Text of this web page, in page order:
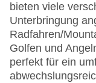
bieten viele
Unterbringung
Radfahren/
Golfen und
perfekt für ein